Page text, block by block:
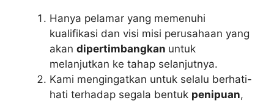
Hanya pelamar yang memenuhi
kualifikasi dan visi misi perusahaan yang
akan dipertimbangkan untuk
melanjutkan ke tahap selanjutnya.
Kami mengingatkan untuk selalu berhati-
hati terhadap segala bentuk penipuan,